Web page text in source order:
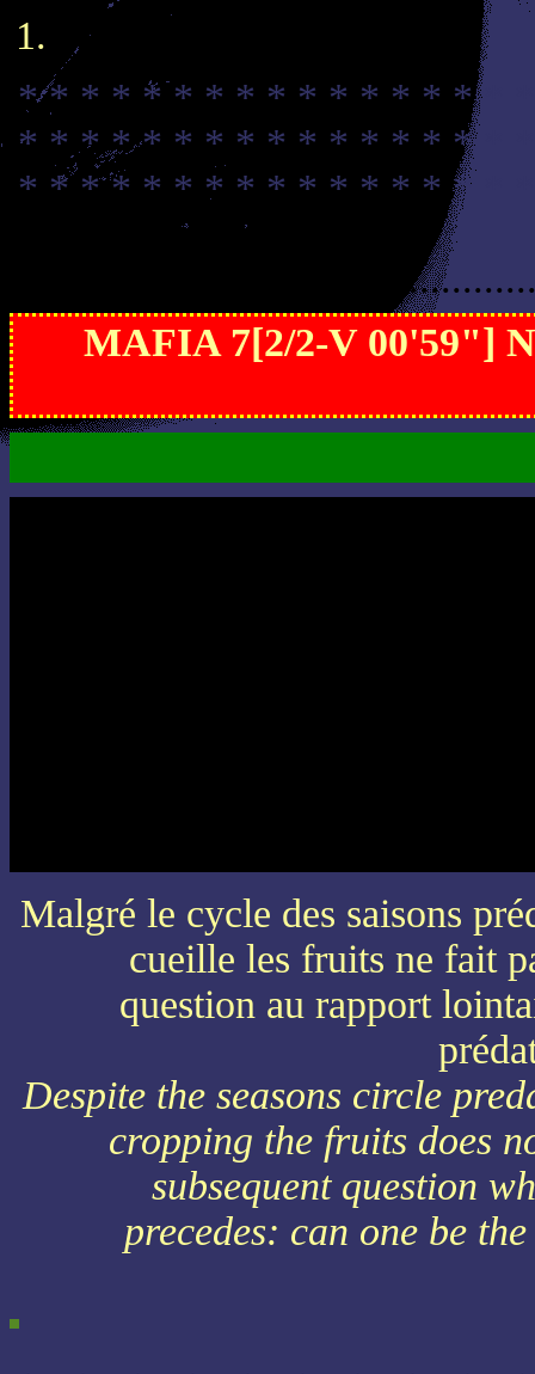
* * * * * * * * * * * * * * * *
* * * * * * * * * * * * * * * *
* * * * * * * * * * * * * * * *
MAFIA 7[2/2-V 00'59"]
Malgré le cycle des saisons
cueille les fruits ne fait
question au rapport
Despite the seasons circle
cropping the fruits does
subsequent question
precedes: can one be